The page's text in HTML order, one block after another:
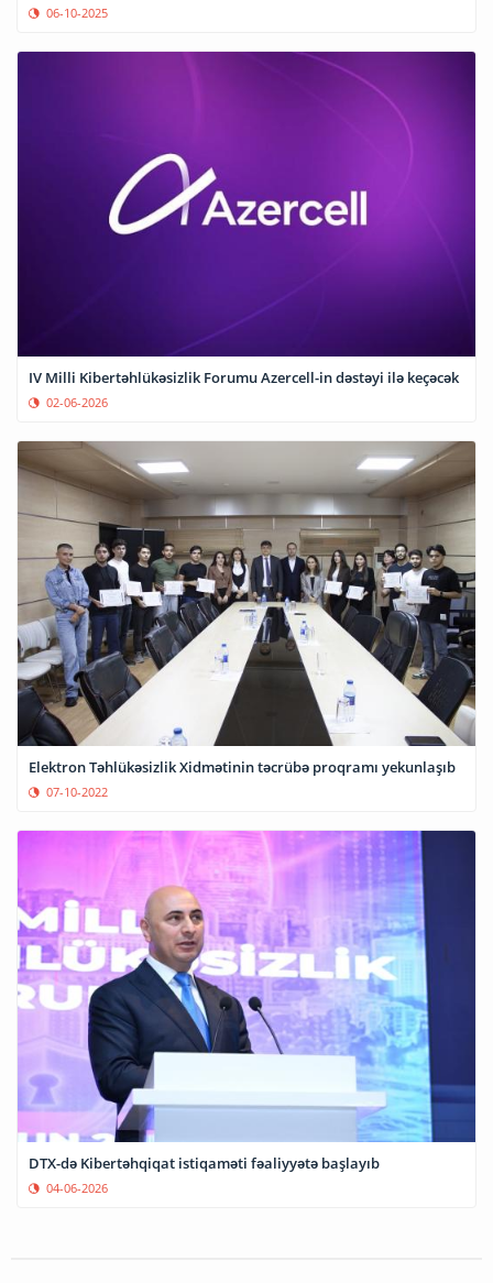
06-10-2025
IV Milli Kibertəhlükəsizlik Forumu Azercell-in dəstəyi ilə keçəcək
02-06-2026
Elektron Təhlükəsizlik Xidmətinin təcrübə proqramı yekunlaşıb
07-10-2022
DTX-də Kibertəhqiqat istiqaməti fəaliyyətə başlayıb
04-06-2026